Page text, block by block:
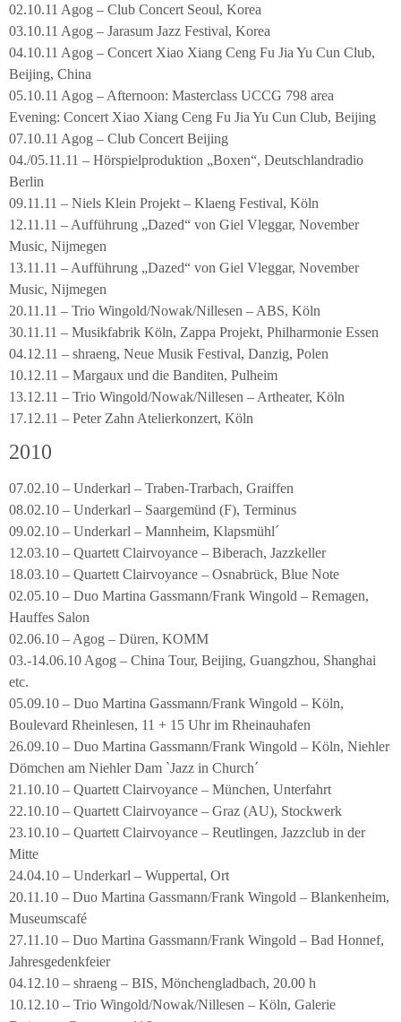
02.10.11 Agog – Club Concert Seoul, Korea
03.10.11 Agog – Jarasum Jazz Festival, Korea
04.10.11 Agog – Concert Xiao Xiang Ceng Fu Jia Yu Cun Club,
Beijing, China
05.10.11 Agog – Afternoon: Masterclass UCCG 798 area
Evening: Concert Xiao Xiang Ceng Fu Jia Yu Cun Club, Beijing
07.10.11 Agog – Club Concert Beijing
04./05.11.11 – Hörspielproduktion „Boxen“, Deutschlandradio
Berlin
09.11.11 – Niels Klein Projekt – Klaeng Festival, Köln
12.11.11 – Aufführung „Dazed“ von Giel Vleggar, November
Music, Nijmegen
13.11.11 – Aufführung „Dazed“ von Giel Vleggar, November
Music, Nijmegen
20.11.11 – Trio Wingold/Nowak/Nillesen – ABS, Köln
30.11.11 – Musikfabrik Köln, Zappa Projekt, Philharmonie Essen
04.12.11 – shraeng, Neue Musik Festival, Danzig, Polen
10.12.11 – Margaux und die Banditen, Pulheim
13.12.11 – Trio Wingold/Nowak/Nillesen – Artheater, Köln
17.12.11 – Peter Zahn Atelierkonzert, Köln
2010
07.02.10 – Underkarl – Traben-Trarbach, Graiffen
08.02.10 – Underkarl – Saargemünd (F), Terminus
09.02.10 – Underkarl – Mannheim, Klapsmühl´
12.03.10 – Quartett Clairvoyance – Biberach, Jazzkeller
18.03.10 – Quartett Clairvoyance – Osnabrück, Blue Note
02.05.10 – Duo Martina Gassmann/Frank Wingold – Remagen,
Hauffes Salon
02.06.10 – Agog – Düren, KOMM
03.-14.06.10 Agog – China Tour, Beijing, Guangzhou, Shanghai
etc.
05.09.10 – Duo Martina Gassmann/Frank Wingold – Köln,
Boulevard Rheinlesen, 11 + 15 Uhr im Rheinauhafen
26.09.10 – Duo Martina Gassmann/Frank Wingold – Köln, Niehler
Dömchen am Niehler Dam `Jazz in Church´
21.10.10 – Quartett Clairvoyance – München, Unterfahrt
22.10.10 – Quartett Clairvoyance – Graz (AU), Stockwerk
23.10.10 – Quartett Clairvoyance – Reutlingen, Jazzclub in der
Mitte
24.04.10 – Underkarl – Wuppertal, Ort
20.11.10 – Duo Martina Gassmann/Frank Wingold – Blankenheim,
Museumscafé
27.11.10 – Duo Martina Gassmann/Frank Wingold – Bad Honnef,
Jahresgedenkfeier
04.12.10 – shraeng – BIS, Mönchengladbach, 20.00 h
10.12.10 – Trio Wingold/Nowak/Nillesen – Köln, Galerie